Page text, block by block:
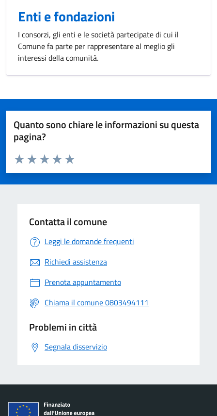
Enti e fondazioni
I consorzi, gli enti e le società partecipate di cui il
Comune fa parte per rappresentare al meglio gli
interessi della comunità.
Quanto sono chiare le informazioni su questa
pagina?
Valuta da 1 a 5 stelle la pagina
Valuta 5 stelle su 5
Valuta 4 stelle su 5
Valuta 3 stelle su 5
Valuta 2 stelle su 5
Valuta 1 stelle su 5
Contatta il comune
Leggi le domande frequenti
Richiedi assistenza
Prenota appuntamento
Chiama il comune 0803494111
Problemi in città
Segnala disservizio